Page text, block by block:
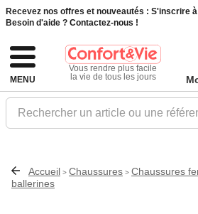
Recevez nos offres et nouveautés : S'inscrire
Besoin d'aide ? Contactez-nous !
MENU
Vous rendre plus facile
la vie de tous les jours
Rechercher un article ou une
Accueil > Chaussures > Chaussures
ballerines